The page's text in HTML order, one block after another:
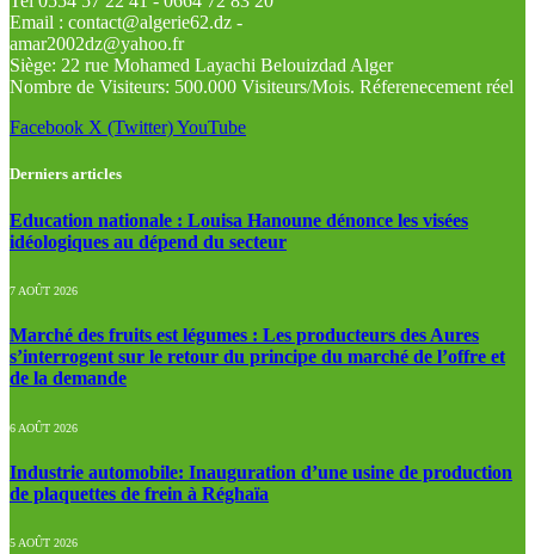
Email : contact@algerie62.dz -
amar2002dz@yahoo.fr
Siège: 22 rue Mohamed Layachi Belouizdad Alger
Nombre de Visiteurs: 500.000 Visiteurs/Mois. Réferenecement réel
Facebook X (Twitter)YouTube
Derniers articles
Education nationale : Louisa Hanoune dénonce les visées
idéologiques au dépend du secteur
7 AOÛT 2026
Marché des fruits est légumes : Les producteurs des Aures
s’interrogent sur le retour du principe du marché de l’offre et
de la demande
6 AOÛT 2026
Industrie automobile: Inauguration d’une usine de production
de plaquettes de frein à Réghaïa
5 AOÛT 2026